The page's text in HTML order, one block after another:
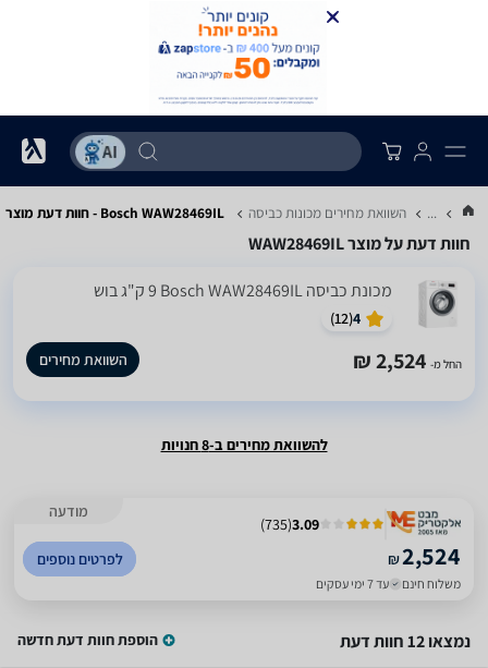
... השוואת מחירים מכונות כביסה Bosch WAW28469IL - חוות דעת מוצר
חוות דעת על מוצר WAW28469IL
מכונת כביסה Bosch WAW28469IL ‏9 ‏ק"ג בוש
4
(
12
)
החל מ- 2,524 ₪ השוואת מחירים
להשוואת מחירים ב-8 חנויות
מודעה
3.09
(
735
)
₪2,524
משלוח חינם עד 7 ימי עסקים
לפרטים נוספים
נמצאו 12 חוות דעת הוספת חוות דעת חדשה